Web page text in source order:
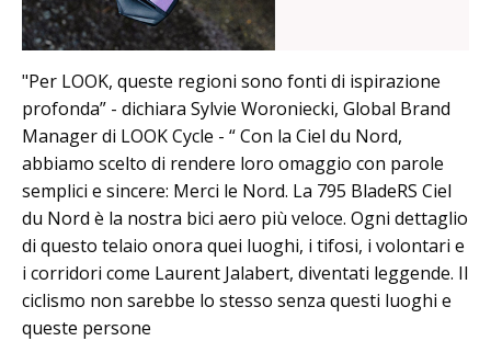
"Per LOOK, queste regioni sono fonti di ispirazione
profonda” - dichiara Sylvie Woroniecki, Global Brand
Manager di LOOK Cycle - “ Con la Ciel du Nord,
abbiamo scelto di rendere loro omaggio con parole
semplici e sincere: Merci le Nord. La 795 BladeRS Ciel
du Nord è la nostra bici aero più veloce. Ogni dettaglio
di questo telaio onora quei luoghi, i tifosi, i volontari e
i corridori come Laurent Jalabert, diventati leggende. Il
ciclismo non sarebbe lo stesso senza questi luoghi e
queste persone